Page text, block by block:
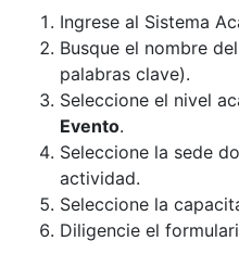
Ingrese al Sistema
Busque el nombre
palabras clave).
Seleccione el nivel
Evento.
Seleccione la sede
actividad.
Seleccione la
Diligencie el